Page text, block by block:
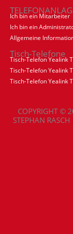
Ich bin ein Mitarbeiter
Ich bin ein
Allgemeine
Tisch-Telefone
Tisch-Telefon Yealink
Tisch-Telefon Yealink
Tisch-Telefon Yealink
COPYRIGHT ©
STEPHAN